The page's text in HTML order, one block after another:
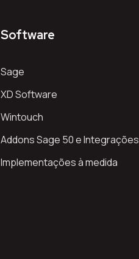
Software
Sage
XD Software
Wintouch
Addons Sage 50 e Integrações
Implementações à medida